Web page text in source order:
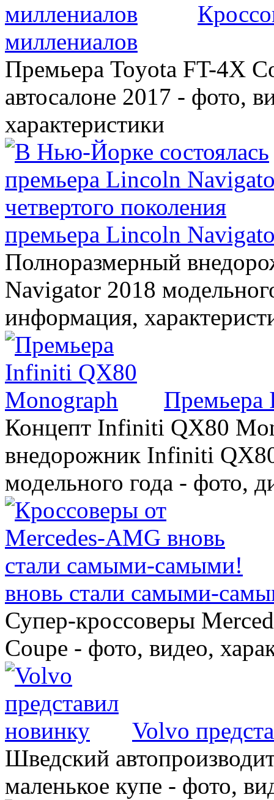
миллениалов
Премьера Toyota FT-4X
автосалоне 2017 - фото,
характеристики
премьера Lincoln
Полноразмерный
Navigator 2018
информация,
Премьера
Концепт Infiniti QX80
внедорожник Infiniti
модельного года - фото,
вновь стали самыми-
Супер-кроссоверы
Coupe - фото, видео,
Volvo
Шведский
маленькое купе - фото,